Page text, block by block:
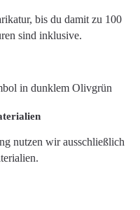
bis du damit zu 100
sind inklusive.
nutzen wir ausschließlich